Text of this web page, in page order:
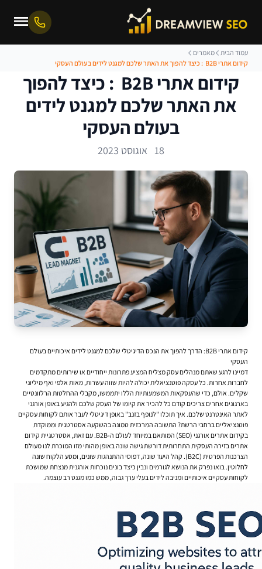
עמוד הבית
מאמרים
קידום אתרי B2B : כיצד להפוך את האתר שלכם למגנט לידים בעולם העסקי
קידום אתרי B2B : כיצד להפוך
את האתר שלכם למגנט לידים
בעולם העסקי
18 אוגוסט 2023
קידום אתרי B2B: הדרך להפוך את הנכס הדיגיטלי שלכם למגנט לידים איכותיים בעולם
העסקי
דמיינו לרגע שאתם מנהלים עסק מצליח המציע פתרונות ייחודיים או שירותים מתקדמים
לחברות אחרות. כל עסקה פוטנציאלית יכולה להיות שווה עשרות, מאות אלפי ואף מיליוני
שקלים. אולם, כדי שהעסקאות המשמעותיות הללו יתממשו, מקבלי ההחלטות הרלוונטיים
בארגונים אחרים צריכים קודם כל להכיר את קיומו של העסק שלכם ולהגיע באופן אורגני
לאתר האינטרנט שלכם. איך תוכלו "לנופף בזנב" באופן דיגיטלי לעבר אותם לקוחות עסקיים
פוטנציאליים ברחבי הרשת? התשובה המרכזית טמונה בהשקעה אסטרטגית וממוקדת
בקידום אתרים אורגני (SEO) המותאם במיוחד לעולם ה-B2B. עם זאת, אסטרטגיית קידום
אתרים בזירה העסקית התחרותית דורשת גישה שונה באופן מהותי מזו המוכרת לנו מעולם
הצרכנות הפרטית (B2C). קהל היעד שונה, דפוסי ההתנהגות שונים, ומסע הלקוח שונה
לחלוטין. בואו נפרק את הנושא לגורמים ונבין כיצד בונים נוכחות אורגנית מנצחת שמושכת
לקוחות עסקיים איכותיים ומניבה לידים בעלי ערך גבוה, ממש כמו מגנט רב עוצמה.